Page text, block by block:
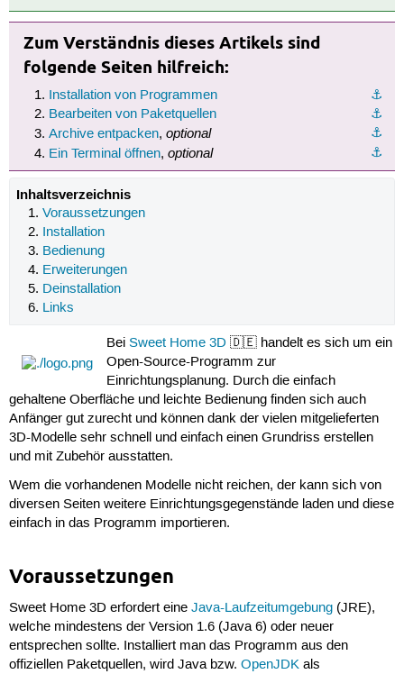
Zum Verständnis dieses Artikels sind
folgende Seiten hilfreich:
⚓︎
Installation von Programmen
⚓︎
Bearbeiten von Paketquellen
⚓︎
Archive entpacken, optional
⚓︎
Ein Terminal öffnen, optional
Inhaltsverzeichnis
Voraussetzungen
Installation
Bedienung
Erweiterungen
Deinstallation
Links
BeiSweet Home 3D 🇩🇪 handelt es sich um ein
Open-Source-Programm zur
Einrichtungsplanung. Durch die einfach
gehaltene Oberfläche und leichte Bedienung finden sich auch
Anfänger gut zurecht und können dank der vielen mitgelieferten
3D-Modelle sehr schnell und einfach einen Grundriss erstellen
und mit Zubehör ausstatten.
Wem die vorhandenen Modelle nicht reichen, der kann sich von
diversen Seiten weitere Einrichtungsgegenstände laden und diese
einfach in das Programm importieren.
Voraussetzungen
Sweet Home 3D erfordert eine Java-Laufzeitumgebung(JRE),
welche mindestens der Version 1.6 (Java 6) oder neuer
entsprechen sollte. Installiert man das Programm aus den
offiziellen Paketquellen, wird Java bzw. OpenJDKals